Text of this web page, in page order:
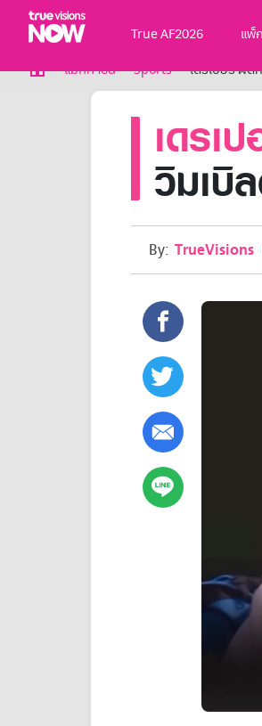
True AF2026 แพ็
True AF2026
แพ็กเกจ
NOW Muay Thai
แพ็กเกจทรูวิชันส์นาวทั้งหมด
เคเบิลและจานดาวเทียม
แพ็กเกจสำหรับผู้ประกอบการ
แม็กกาซีน Sports เดรเปอร์ ผิด
เดรเ
วิมเบิ
By: TrueVisions